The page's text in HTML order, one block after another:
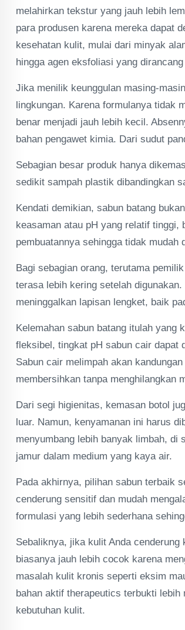
melahirkan tekstur yang jauh lebih
para produsen karena mereka dapat
kesehatan kulit, mulai dari minyak
hingga agen eksfoliasi yang
Jika menilik keunggulan masing-
lingkungan. Karena formulanya tidak
benar menjadi jauh lebih kecil.
bahan pengawet kimia. Dari sudut
Sebagian besar produk hanya
sedikit sampah plastik dibandingkan
Kendati demikian, sabun batang
keasaman atau pH yang relatif tinggi,
pembuatannya sehingga tidak mudah
Bagi sebagian orang, terutama
terasa lebih kering setelah
meninggalkan lapisan lengket, baik
Kelemahan sabun batang itulah yang
fleksibel, tingkat pH sabun cair dapat
Sabun cair melimpah akan
membersihkan tanpa menghilangkan
Dari segi higienitas, kemasan botol
luar. Namun, kenyamanan ini harus
menyumbang lebih banyak limbah, di
jamur dalam medium yang kaya air.
Pada akhirnya, pilihan sabun terbaik
cenderung sensitif dan mudah
formulasi yang lebih sederhana
Sebaliknya, jika kulit Anda
biasanya jauh lebih cocok karena
masalah kulit kronis seperti eksim
bahan aktif therapeutics terbukti
kebutuhan kulit.